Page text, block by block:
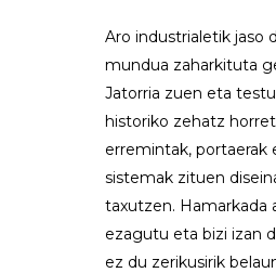
Aro industrialetik jaso
mundua zaharkituta
Jatorria zuen eta
historiko zehatz
erremintak, portaerak
sistemak zituen
taxutzen. Hamarkada
ezagutu eta bizi izan
ez du zerikusirik